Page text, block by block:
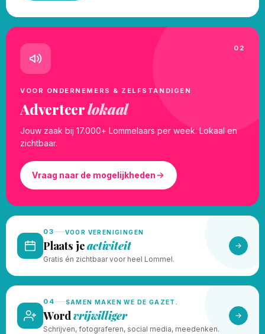
02
VOOR ONDERNEMERS & ZELFSTANDIGEN
Adverteerlokaal
Jouw zaak bij 17.000+ Lommelaars per week. Lokaal en
zichtbaar.
Vraag naar de mogelijkheden
03 VOOR VERENIGINGEN
Plaats jeactiviteit
Gratis én zichtbaar voor heel Lommel.
04 SAMEN MAKEN WE DE GAZET.
Wordvrijwilliger
Schrijven, fotograferen, social media, meedenken.